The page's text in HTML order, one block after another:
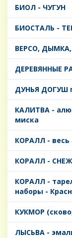
БИОЛ - ЧУГУН
БИОСТАЛЬ -
ВЕРСО,
ДЕРЕВЯННЫЕ
ДУНЬЯ ДОГУШ
КАЛИТВА -
миска
КОРАЛЛ - весь
КОРАЛЛ -
КОРАЛЛ -
наборы -
КУКМОР
ЛЫСЬВА -